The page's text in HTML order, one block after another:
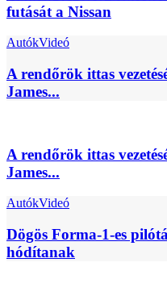
futását a Nissan
AutókVideó
A rendőrök ittas
James...
A rendőrök ittas
James...
AutókVideó
Dögös Forma-1-es
hódítanak